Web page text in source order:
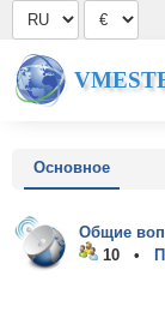
Основное
Общие
10 •